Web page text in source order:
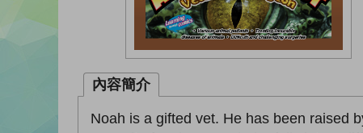
內容簡介
Noah is a gifted vet. He has been raised